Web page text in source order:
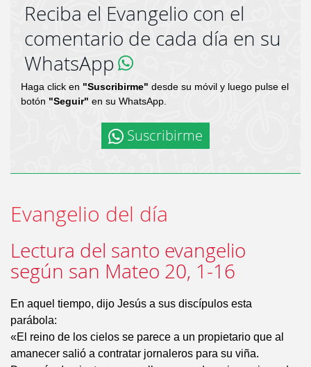
Reciba el Evangelio con el
comentario de cada día en su
WhatsApp
Haga click en "Suscribirme" desde su móvil y luego pulse el
botón "Seguir" en su WhatsApp.
Suscribirme
Evangelio del día
Lectura del santo evangelio
según san Mateo 20, 1-16
En aquel tiempo, dijo Jesús a sus discípulos esta
parábola:
«El reino de los cielos se parece a un propietario que al
amanecer salió a contratar jornaleros para su viña.